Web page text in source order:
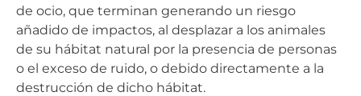
de ocio, que terminan generando un riesgo
añadido de impactos, al desplazar a los animales
de su hábitat natural por la presencia de personas
o el exceso de ruido, o debido directamente a la
destrucción de dicho hábitat.